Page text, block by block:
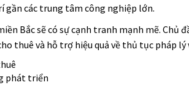
gần các trung tâm công nghiệp lớn.
Bắc sẽ có sự cạnh tranh mạnh mẽ. Chủ
thuê và hỗ trợ hiệu quả về thủ tục pháp lý
phát triển